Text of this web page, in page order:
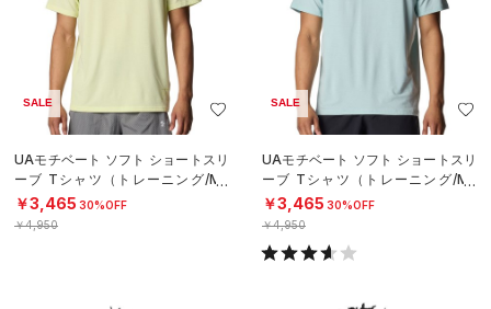
SALE
UAモチベート ソフト ショートスリ
ーブ Tシャツ（トレーニング/ME
N）
￥3,465 30%OFF
￥4,950
SALE
UAモチベート ソフト ショートスリ
ーブ Tシャツ（トレーニング/ME
N）
￥3,465 30%OFF
￥4,950